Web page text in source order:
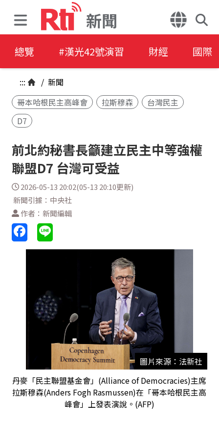
新聞
總覽 #漢光42號演習 財經 國際
::: / 新聞
哥本哈根民主高峰會
拉斯穆森
台灣民主
D7
前北約秘書長籲建立民主中等強權
聯盟D7 台灣可受益
2026-05-13 20:02(05-13 20:10更新)
新聞引據：中央社
作者：新聞編輯
圖片來源：法新社
丹麥「民主聯盟基金會」(Alliance of Democracies)主席
拉斯穆森(Anders Fogh Rasmussen)在「哥本哈根民主高
峰會」上發表演說。(AFP)